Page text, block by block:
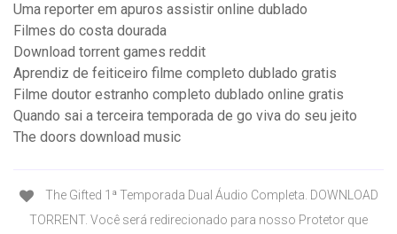
Uma reporter em apuros assistir online dublado
Filmes do costa dourada
Download torrent games reddit
Aprendiz de feiticeiro filme completo dublado gratis
Filme doutor estranho completo dublado online gratis
Quando sai a terceira temporada de go viva do seu jeito
The doors download music
The Gifted 1ª Temporada Dual Áudio Completa. DOWNLOAD
TORRENT. Você será redirecionado para nosso Protetor que